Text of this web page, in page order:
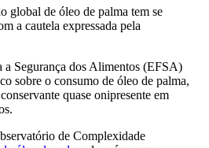
global de óleo de palma tem se
a cautela expressada pela
a Segurança dos Alimentos (EFSA)
sobre o consumo de óleo de palma,
quase onipresente em
de Complexidade